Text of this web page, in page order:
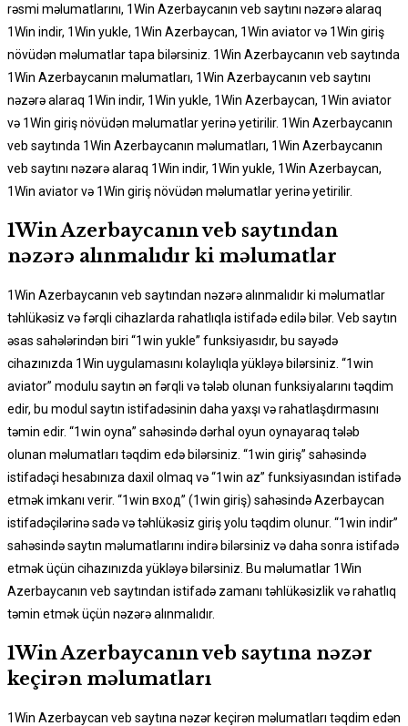
rəsmi məlumatlarını, 1Win Azerbaycanın veb saytını nəzərə alaraq
1Win indir, 1Win yukle, 1Win Azerbaycan, 1Win aviator və 1Win giriş
növüdən məlumatlar tapa bilərsiniz. 1Win Azerbaycanın veb saytında
1Win Azerbaycanın məlumatları, 1Win Azerbaycanın veb saytını
nəzərə alaraq 1Win indir, 1Win yukle, 1Win Azerbaycan, 1Win aviator
və 1Win giriş növüdən məlumatlar yerinə yetirilir. 1Win Azerbaycanın
veb saytında 1Win Azerbaycanın məlumatları, 1Win Azerbaycanın
veb saytını nəzərə alaraq 1Win indir, 1Win yukle, 1Win Azerbaycan,
1Win aviator və 1Win giriş növüdən məlumatlar yerinə yetirilir.
1Win Azerbaycanın veb saytından
nəzərə alınmalıdır ki məlumatlar
1Win Azerbaycanın veb saytından nəzərə alınmalıdır ki məlumatlar
təhlükəsiz və fərqli cihazlarda rahatlıqla istifadə edilə bilər. Veb saytın
əsas sahələrindən biri “1win yukle” funksiyasıdır, bu sayədə
cihazınızda 1Win uygulamasını kolaylıqla yükləyə bilərsiniz. “1win
aviator” modulu saytın ən fərqli və tələb olunan funksiyalarını təqdim
edir, bu modul saytın istifadəsinin daha yaxşı və rahatlaşdırmasını
təmin edir. “1win oyna” sahəsində dərhal oyun oynayaraq tələb
olunan məlumatları təqdim edə bilərsiniz. “1win giriş” sahəsində
istifadəçi hesabınıza daxil olmaq və “1win az” funksiyasından istifadə
etmək imkanı verir. “1win вход” (1win giriş) sahəsində Azerbaycan
istifadəçilərinə sadə və təhlükəsiz giriş yolu təqdim olunur. “1win indir”
sahəsində saytın məlumatlarını indirə bilərsiniz və daha sonra istifadə
etmək üçün cihazınızda yükləyə bilərsiniz. Bu məlumatlar 1Win
Azerbaycanın veb saytından istifadə zamanı təhlükəsizlik və rahatlıq
təmin etmək üçün nəzərə alınmalıdır.
1Win Azerbaycanın veb saytına nəzər
keçirən məlumatları
1Win Azerbaycan veb saytına nəzər keçirən məlumatları təqdim edən